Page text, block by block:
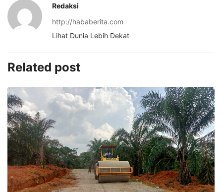
Redaksi
http://hababerita.com
Lihat Dunia Lebih Dekat
Related post